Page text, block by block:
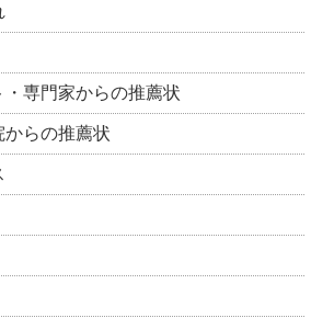
・専門家からの推薦状
らの推薦状